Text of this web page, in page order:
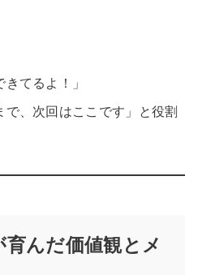
てるよ！」
、次回はここです」と役割
んだ価値観とメ